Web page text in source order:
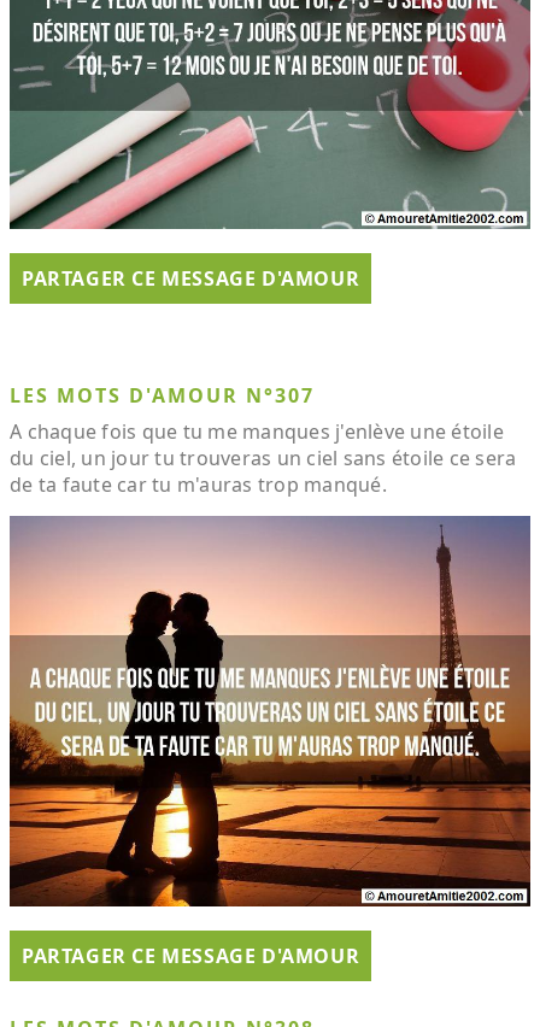
PARTAGER CE MESSAGE D'AMOUR
LES MOTS D'AMOUR N°307
A chaque fois que tu me manques j'enlève une étoile
du ciel, un jour tu trouveras un ciel sans étoile ce sera
de ta faute car tu m'auras trop manqué.
PARTAGER CE MESSAGE D'AMOUR